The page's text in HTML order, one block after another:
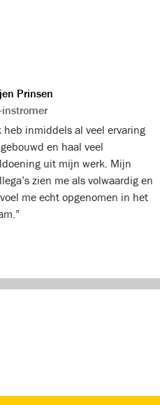
heb inmiddels al veel ervaring
en haal veel
uit mijn werk. Mijn
zien me als volwaardig en
me echt opgenomen in het
Prinsen
instromer